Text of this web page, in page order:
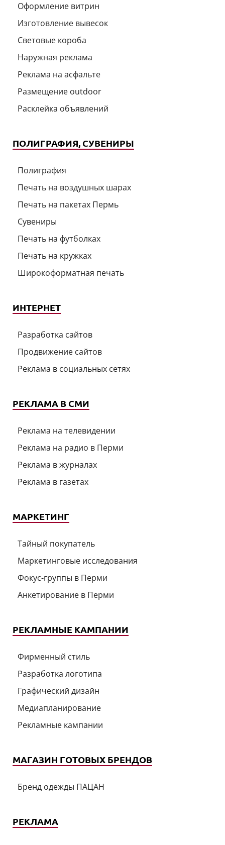
Оформление витрин
Изготовление вывесок
Световые короба
Наружная реклама
Реклама на асфальте
Размещение outdoor
Расклейка объявлений
ПОЛИГРАФИЯ, СУВЕНИРЫ
Полиграфия
Печать на воздушных шарах
Печать на пакетах Пермь
Сувениры
Печать на футболках
Печать на кружках
Широкоформатная печать
ИНТЕРНЕТ
Разработка сайтов
Продвижение сайтов
Реклама в социальных сетях
РЕКЛАМА В СМИ
Реклама на телевидении
Реклама на радио в Перми
Реклама в журналах
Реклама в газетах
МАРКЕТИНГ
Тайный покупатель
Маркетинговые исследования
Фокус-группы в Перми
Анкетирование в Перми
РЕКЛАМНЫЕ КАМПАНИИ
Фирменный стиль
Разработка логотипа
Графический дизайн
Медиапланирование
Рекламные кампании
МАГАЗИН ГОТОВЫХ БРЕНДОВ
Бренд одежды ПАЦАН
РЕКЛАМА